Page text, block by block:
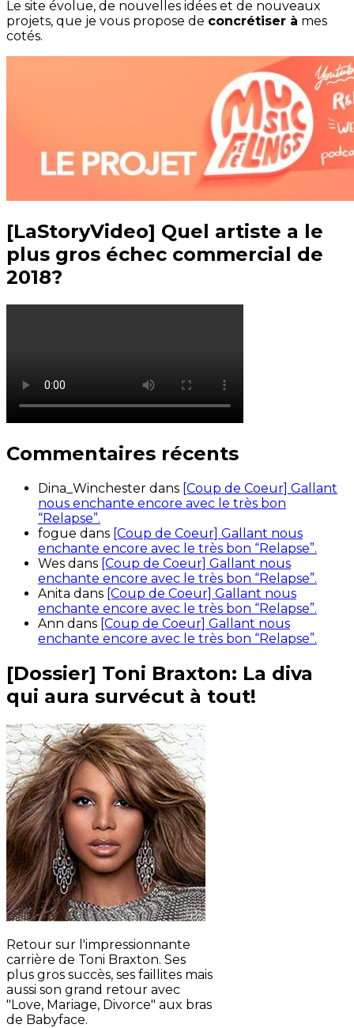
Le site évolue, de nouvelles idées et de nouveaux
projets, que je vous propose de concrétiser à mes
cotés.
[LaStoryVideo] Quel artiste a le
plus gros échec commercial de
2018?
Commentaires récents
Dina_Winchester dans [Coup de Coeur] Gallant
nous enchante encore avec le très bon
“Relapse”.
fogue dans [Coup de Coeur] Gallant nous
enchante encore avec le très bon “Relapse”.
Wes dans [Coup de Coeur] Gallant nous
enchante encore avec le très bon “Relapse”.
Anita dans [Coup de Coeur] Gallant nous
enchante encore avec le très bon “Relapse”.
Ann dans [Coup de Coeur] Gallant nous
enchante encore avec le très bon “Relapse”.
[Dossier] Toni Braxton: La diva
qui aura survécut à tout!
Retour sur l'impressionnante
carrière de Toni Braxton. Ses
plus gros succès, ses faillites mais
aussi son grand retour avec
"Love, Mariage, Divorce" aux bras
de Babyface.